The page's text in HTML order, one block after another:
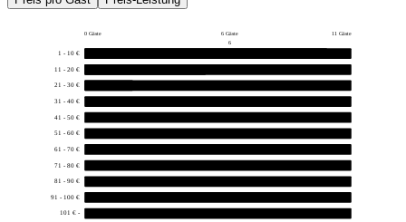
0 Gäste 6 Gäste
11 Gäste
6
1 - 10 €
11 - 20 €
21 - 30 €
31 - 40 €
41 - 50 €
51 - 60 €
61 - 70 €
71 - 80 €
81 - 90 €
91 - 100 €
101 € -